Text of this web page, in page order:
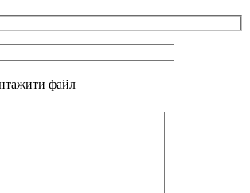
файл